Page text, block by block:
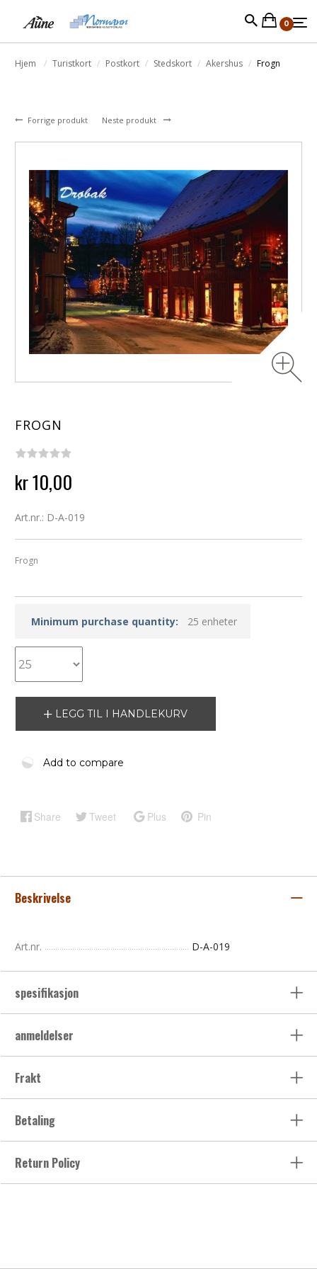
0
Hjem Turistkort Postkort Stedskort Akershus Frogn
Forrige produkt Neste produkt
FROGN
kr 10,00
Art.nr.: D-A-019
Frogn
Minimum purchase quantity: 25 enheter
LEGG TIL I HANDLEKURV
Add to compare
Share Tweet Plus Pin
Beskrivelse
Art.nr. D-A-019
spesifikasjon
anmeldelser
Frakt
Betaling
Return Policy